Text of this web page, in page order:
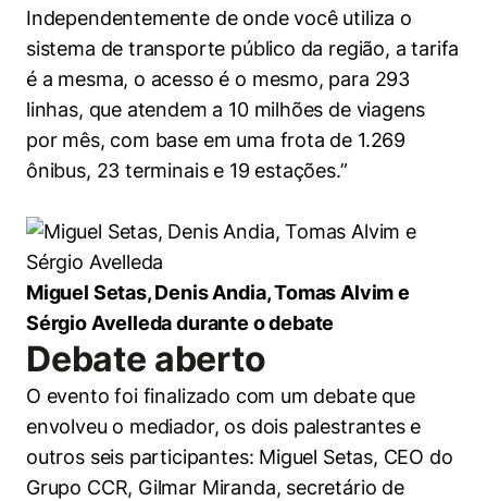
Independentemente de onde você utiliza o
sistema de transporte público da região, a tarifa
é a mesma, o acesso é o mesmo, para 293
linhas, que atendem a 10 milhões de viagens
por mês, com base em uma frota de 1.269
ônibus, 23 terminais e 19 estações.”
Miguel Setas, Denis Andia, Tomas Alvim e
Sérgio Avelleda durante o debate
Debate aberto
O evento foi finalizado com um debate que
envolveu o mediador, os dois palestrantes e
outros seis participantes: Miguel Setas, CEO do
Grupo CCR, Gilmar Miranda, secretário de